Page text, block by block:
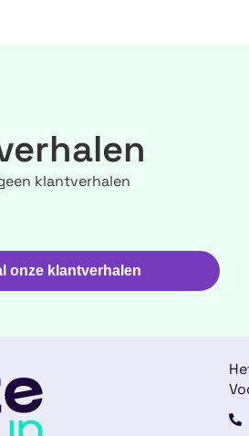
klantverhalen
onze klantverhalen